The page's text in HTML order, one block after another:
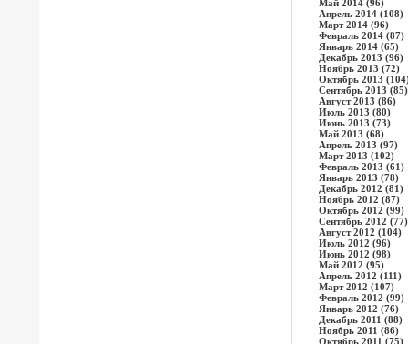
Май 2014 (96)
Апрель 2014 (108)
Март 2014 (96)
Февраль 2014 (87)
Январь 2014 (65)
Декабрь 2013 (96)
Ноябрь 2013 (72)
Октябрь 2013
Сентябрь 2013 (85)
Август 2013 (86)
Июль 2013 (80)
Июнь 2013 (73)
Май 2013 (68)
Апрель 2013 (97)
Март 2013 (102)
Февраль 2013 (61)
Январь 2013 (78)
Декабрь 2012 (81)
Ноябрь 2012 (87)
Октябрь 2012 (99)
Сентябрь 2012 (77)
Август 2012 (104)
Июль 2012 (96)
Июнь 2012 (98)
Май 2012 (95)
Апрель 2012 (111)
Март 2012 (107)
Февраль 2012 (99)
Январь 2012 (76)
Декабрь 2011 (88)
Ноябрь 2011 (86)
Октябрь 2011 (75)